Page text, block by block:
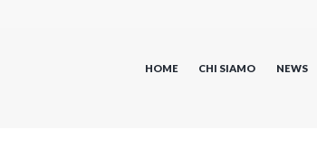
HOME CHI SIAMO NEWS